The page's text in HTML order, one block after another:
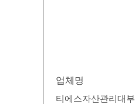
업체명
티에스자산관리대부